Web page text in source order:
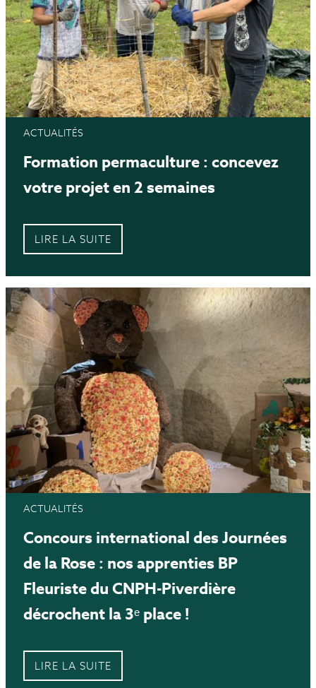
ACTUALITÉS
Formation permaculture : concevez
votre projet en 2 semaines
LIRE LA SUITE
ACTUALITÉS
Concours international des Journées
de la Rose : nos apprenties BP
Fleuriste du CNPH-Piverdière
décrochent la 3ᵉ place !
LIRE LA SUITE